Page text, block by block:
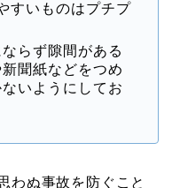
すいものはプチプ
らず隙間がある
聞紙などをつめ
いようにしてお
わぬ事故を防ぐこと